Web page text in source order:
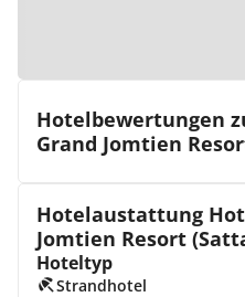
Hotelbewertungen
Grand Jomtien
Hotelaustattung
Jomtien Resort
Hoteltyp
Strandhotel